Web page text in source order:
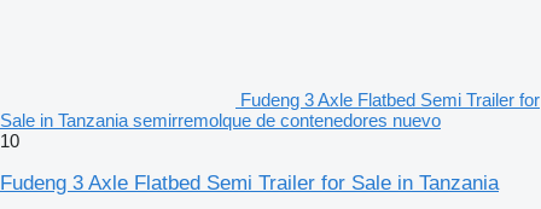
Fudeng 3 Axle Flatbed Semi Trailer for
Sale in Tanzania semirremolque de contenedores nuevo
10
Fudeng 3 Axle Flatbed Semi Trailer for Sale in Tanzania